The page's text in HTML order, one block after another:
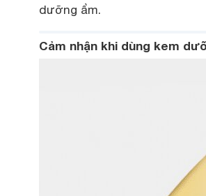
dưỡng ẩm.
Cảm nhận khi dùng kem